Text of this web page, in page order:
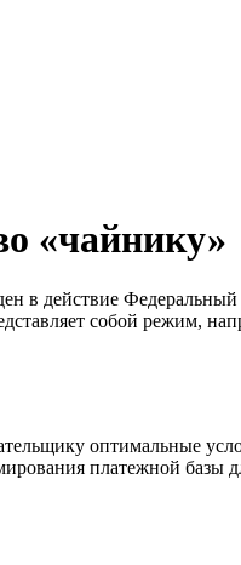
«чайнику»
в действие
собой режим,
оптимальные
платежной базы